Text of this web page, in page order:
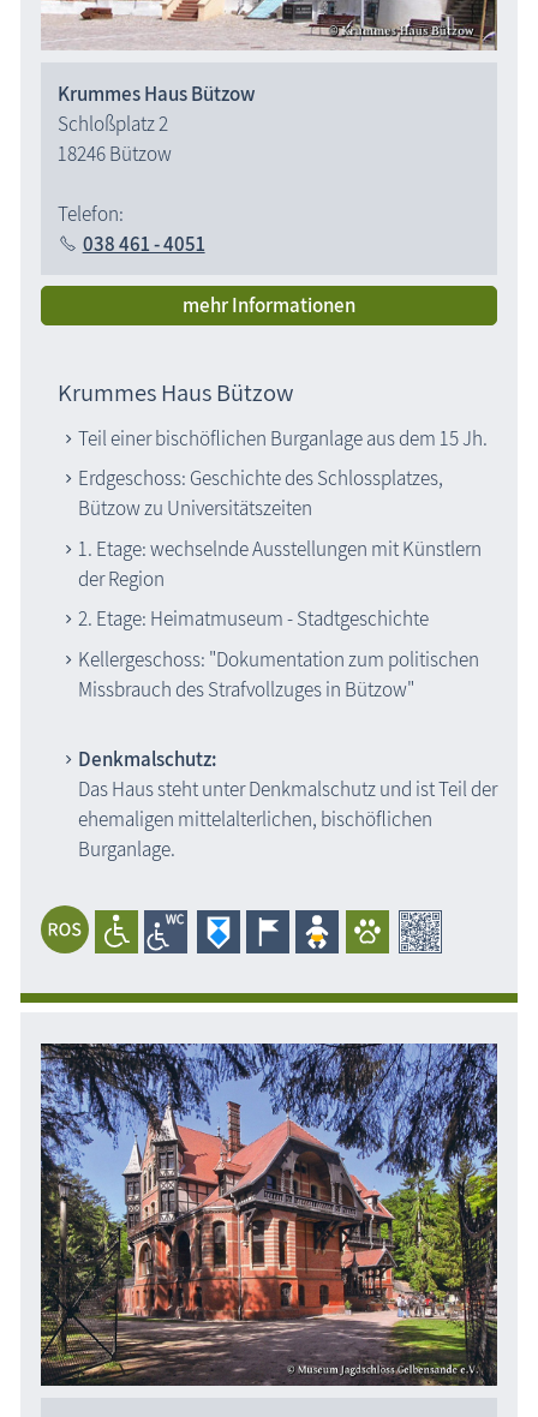
Krummes Haus Bützow
Schloßplatz 2
18246 Bützow
Telefon:
038 461 - 4051
mehr Informationen
Krummes Haus Bützow
Teil einer bischöflichen Burganlage aus dem 15 Jh.
Erdgeschoss: Geschichte des Schlossplatzes,
Bützow zu Universitätszeiten
1. Etage: wechselnde Ausstellungen mit Künstlern
der Region
2. Etage: Heimatmuseum - Stadtgeschichte
Kellergeschoss: "Dokumentation zum politischen
Missbrauch des Strafvollzuges in Bützow"
Denkmalschutz:
Das Haus steht unter Denkmalschutz und ist Teil der
ehemaligen mittelalterlichen, bischöflichen
Burganlage.